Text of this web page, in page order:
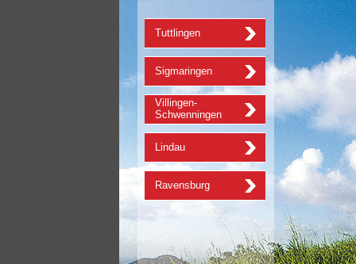
Tuttlingen
Sigmaringen
Villingen-
Schwenningen
Lindau
Ravensburg